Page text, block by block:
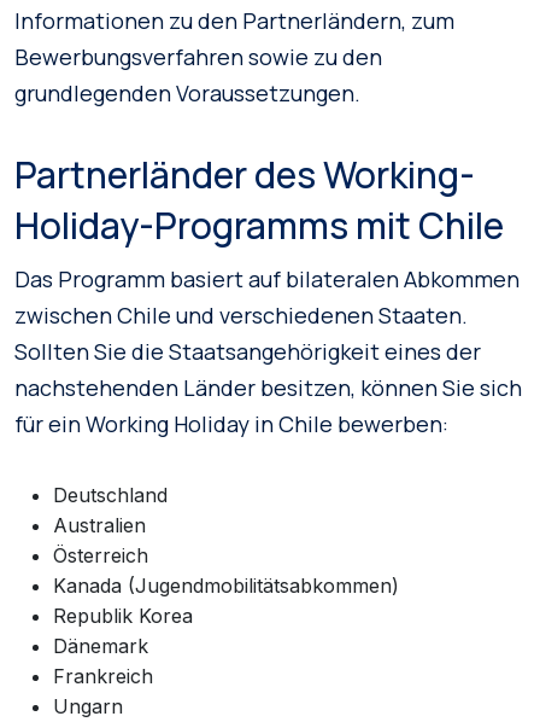
Informationen zu den Partnerländern, zum
Bewerbungsverfahren sowie zu den
grundlegenden Voraussetzungen.
Partnerländer des Working-
Holiday-Programms mit Chile
Das Programm basiert auf bilateralen Abkommen
zwischen Chile und verschiedenen Staaten.
Sollten Sie die Staatsangehörigkeit eines der
nachstehenden Länder besitzen, können Sie sich
für ein Working Holiday in Chile bewerben:
Deutschland
Australien
Österreich
Kanada (Jugendmobilitätsabkommen)
Republik Korea
Dänemark
Frankreich
Ungarn